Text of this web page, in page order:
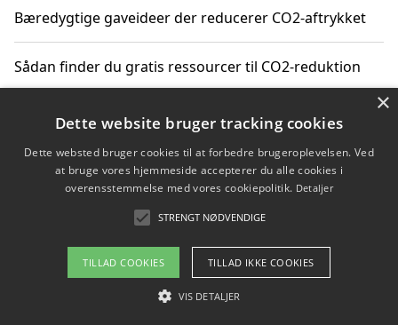
Bæredygtige gaveideer der reducerer CO2-aftrykket
Sådan finder du gratis ressourcer til CO2-reduktion
Hvordan gadgets til hjemmet kan reducere CO2-udslip
Copyright 2026 - Pilanto Aps
Om / kontakt
Blog Betingelser
×
Dette website bruger tracking cookies
Dette websted bruger cookies til at forbedre brugeroplevelsen. Ved
at bruge vores hjemmeside accepterer du alle cookies i
overensstemmelse med vores cookiepolitik. Detaljer
STRENGT NØDVENDIGE
TILLAD COOKIES TILLAD IKKE COOKIES
VIS DETALJER